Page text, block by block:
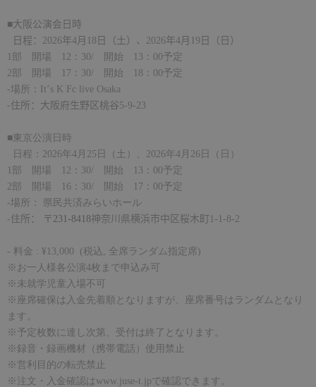
■大阪公演会日時
日程： 2026年4月 18 日（ 土 ）、 2026年4月 19日（ 日 ）
部 開場 12 ： 30/ 開始 13 ： 00予定
2 部 開場 17 ： 30/ 開始 18 ： 00予定
-場所： It ’ s K Fc live Osaka
-住所：大阪府生野区桃谷5-9-23
■東京公演日時
日程： 2026年4 25 日（土）、 2026年4 26 日（日）
部 開場 12 ： 30/ 開始 13 ： 00予定
2 部 開場 16 ：30/ 開始 17 ：00予定
-場所： 県民共済みらいホール
-住所： 〒 231-8418神奈川県横浜市中区桜木町 1-1-8-2
- 料金 : ¥13,000 (税込 全席ランダム指定席 )
※お一人様各公演4枚まで申込み可
※未就学児童入場不可
※座席確保は入金先着順となりますが、座席番号はランダムとなり
ます。
※予定枚数に達し次第、受付は終了となります。
※録音・録画機材（携帯電話）使用禁止
※営利目的の転売禁止
※注文・入金確認は www.juse-t.jpで確認できます。